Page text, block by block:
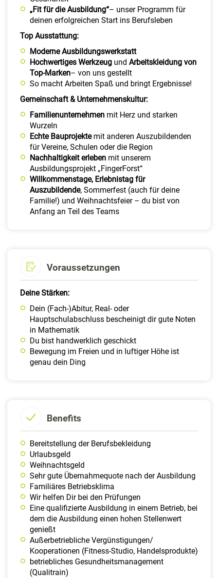
„Fit für die Ausbildung“– unser Programm für
deinen erfolgreichen Start ins Berufsleben
Top Ausstattung:
ModerneAusbildungswerkstatt
Hochwertiges Werkzeug und Arbeitskleidung von
Top-Marken– von uns gestellt
So macht Arbeiten Spaß und bringt Ergebnisse!
Gemeinschaft & Unternehmenskultur:
Familienunternehmen mit Herz und starken
Wurzeln
Echte Bauprojekte mit anderen Auszubildenden
für Vereine, Schulen oder die Region
Nachhaltigkeit erleben mit unserem
Ausbildungsprojekt „FingerForst“
Willkommenstage, Erlebnistag für
Auszubildende, Sommerfest (auch für deine
Familie!) und Weihnachtsfeier – du bist von
Anfang an Teil des Teams
Voraussetzungen
Deine Stärken:
Dein (Fach-)Abitur, Real- oder
Hauptschulabschluss bescheinigt dir gute Noten
in Mathematik
Du bist handwerklich geschickt
Bewegung im Freien und in luftiger Höhe ist
genau dein Ding
Benefits
Bereit­stellung der Berufs­beklei­dung
Urlaubs­geld
Weih­nachts­geld
Sehr gute Übernahmequote nach der Ausbildung
Familiäres Betriebsklima
Wir helfen Dir bei den Prüfungen
Eine qualifizierte Ausbildung in einem Betrieb, bei
dem die Ausbildung einen hohen Stellenwert
genießt
Außerbetriebliche Vergünstigungen/
Kooperationen (Fitness-Studio, Handelsprodukte)
betriebliches Gesundheitsmanagement
(Qualitrain)